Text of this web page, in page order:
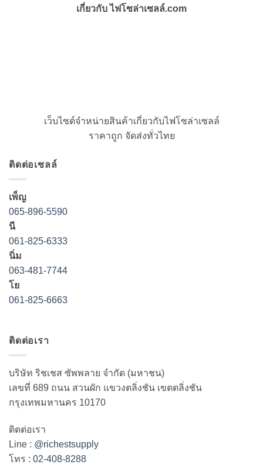
เกี่ยวกับ ไฟโซล่าเซลล์.com
เว็บไซต์จำหน่ายสินค้าเกี่ยวกับไฟโซล่าเซลล์
ราคาถูก จัดส่งทั่วไทย
ติดต่อเซลล์
เพ็ญ
065-896-5590
นี
061-825-6333
นิ่ม
063-481-7744
โย
061-825-6663
ติดต่อเรา
บริษัท ริชเชส ซัพพลาย จำกัด (มหาชน)
เลขที่ 689 ถนน สวนผัก แขวงตลิ่งชัน เขตตลิ่งชัน
กรุงเทพมหานคร 10170
ติดต่อเรา
Line : @richestsupply
โทร : 02-408-8288